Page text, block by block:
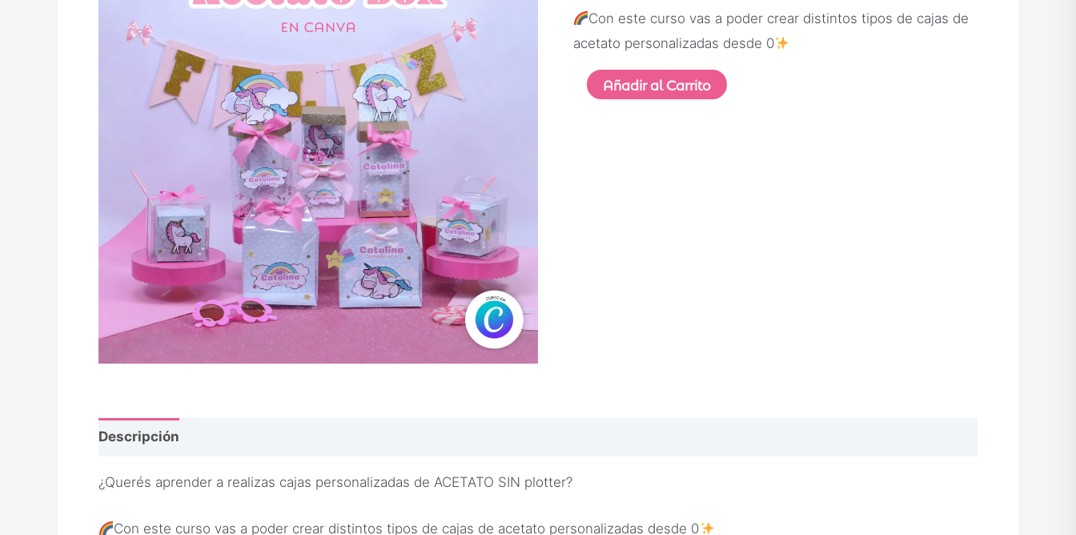
Con este curso vas a poder crear distintos tipos de cajas de
acetato personalizadas desde 0
Añadir al Carrito
Descripción
¿Querés aprender a realizas cajas personalizadas de ACETATO SIN plotter?
Con este curso vas a poder crear distintos tipos de cajas de acetato personalizadas desde 0